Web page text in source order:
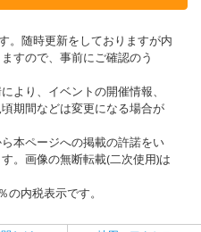
。随時更新をしておりますが内
すので、事前にご確認のう
より、イベントの開催情報、
期間などは変更になる場合が
本ページへの掲載の許諾をい
。画像の無断転載(二次使用)は
内税表示です。